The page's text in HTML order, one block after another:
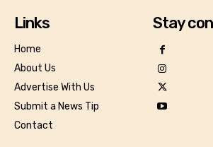
Links
Home
About Us
Advertise With Us
Submit a News Tip
Contact
Stay